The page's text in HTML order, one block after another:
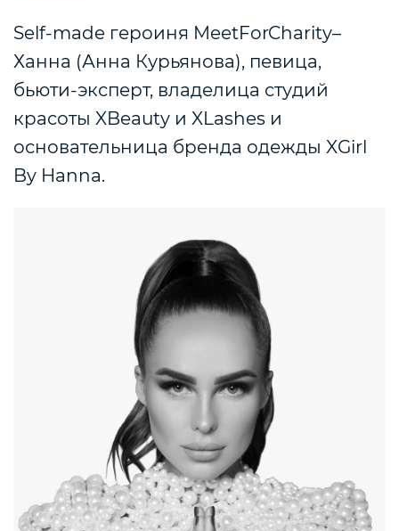
Self-made героиня MeetForCharity–
Ханна (Анна Курьянова), певица,
бьюти-эксперт, владелица студий
красоты XBeauty и XLashes и
основательница бренда одежды XGirl
By Hanna.